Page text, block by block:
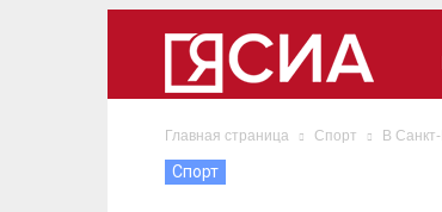
Главная страница Спорт В
Спорт